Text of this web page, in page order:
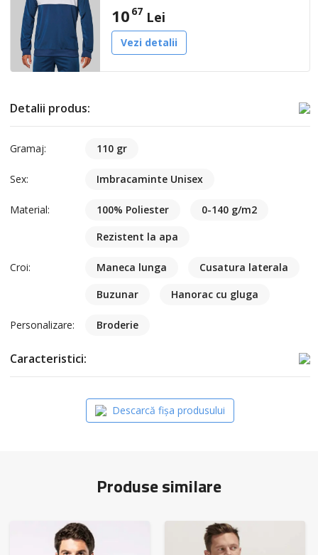
10 67 Lei
Vezi detalii
Detalii produs:
Gramaj: 110 gr
Sex: Imbracaminte Unisex
Material: 100% Poliester
0-140 g/m2
Rezistent la apa
Croi: Maneca lunga
Cusatura laterala
Buzunar
Hanorac cu gluga
Personalizare: Broderie
Caracteristici:
Descarcă fișa produsului
Produse similare